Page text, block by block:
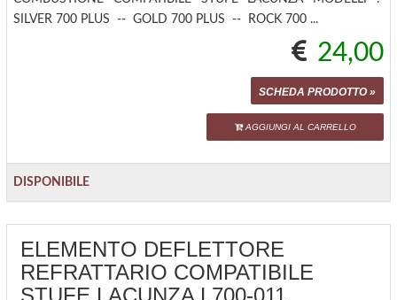
SILVER 700 PLUS -- GOLD 700 PLUS -- ROCK 700 ...
24,00
SCHEDA PRODOTTO »
AGGIUNGI AL CARRELLO
DISPONIBILE
ELEMENTO DEFLETTORE
REFRATTARIO COMPATIBILE